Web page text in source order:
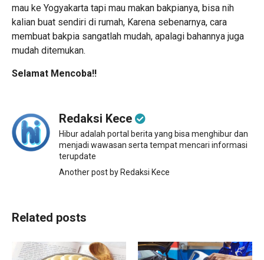
mau ke Yogyakarta tapi mau makan bakpianya, bisa nih
kalian buat sendiri di rumah, Karena sebenarnya, cara
membuat bakpia sangatlah mudah, apalagi bahannya juga
mudah ditemukan.
Selamat Mencoba!!
Redaksi Kece
Hibur adalah portal berita yang bisa menghibur dan
menjadi wawasan serta tempat mencari informasi
terupdate
Another post by Redaksi Kece
Related posts